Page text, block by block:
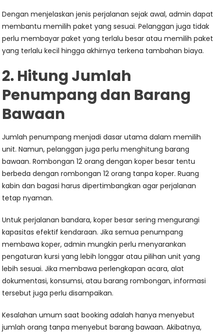
Dengan menjelaskan jenis perjalanan sejak awal, admin dapat
membantu memilih paket yang sesuai. Pelanggan juga tidak
perlu membayar paket yang terlalu besar atau memilih paket
yang terlalu kecil hingga akhirnya terkena tambahan biaya.
2. Hitung Jumlah
Penumpang dan Barang
Bawaan
Jumlah penumpang menjadi dasar utama dalam memilih
unit. Namun, pelanggan juga perlu menghitung barang
bawaan. Rombongan 12 orang dengan koper besar tentu
berbeda dengan rombongan 12 orang tanpa koper. Ruang
kabin dan bagasi harus dipertimbangkan agar perjalanan
tetap nyaman.
Untuk perjalanan bandara, koper besar sering mengurangi
kapasitas efektif kendaraan. Jika semua penumpang
membawa koper, admin mungkin perlu menyarankan
pengaturan kursi yang lebih longgar atau pilihan unit yang
lebih sesuai. Jika membawa perlengkapan acara, alat
dokumentasi, konsumsi, atau barang rombongan, informasi
tersebut juga perlu disampaikan.
Kesalahan umum saat booking adalah hanya menyebut
jumlah orang tanpa menyebut barang bawaan. Akibatnya,